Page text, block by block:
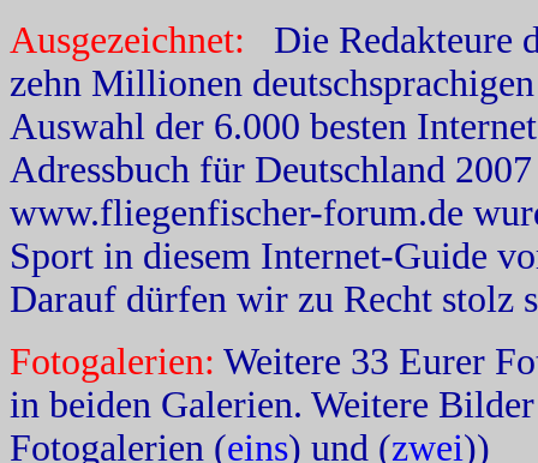
Ausgezeichnet:
Die Redakteure
zehn Millionen
Auswahl der 6.000 besten
Adressbuch für Deutschland
www.fliegenfischer-forum.de
Sport in diesem Internet-Guide
Darauf dürfen wir zu Recht stolz
Fotogalerien: Weitere 33 Eurer
in beiden Galerien. Weitere
Fotogalerien (eins) und (zwei))